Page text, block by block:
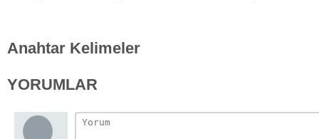
Anahtar Kelimeler
YORUMLAR